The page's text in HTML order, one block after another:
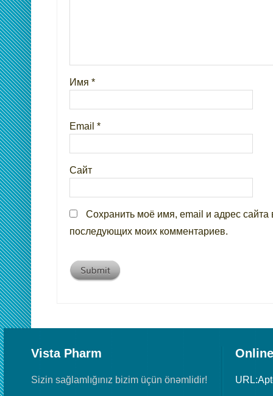
Имя *
Email *
Сайт
Сохранить моё имя, email и адрес сайта
последующих моих комментариев.
Vista Pharm
Sizin sağlamlığınız bizim üçün önəmlidir!